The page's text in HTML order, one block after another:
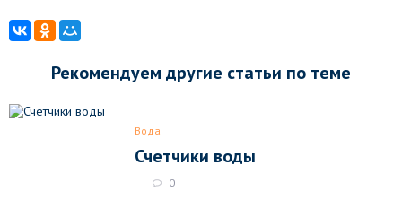
Рекомендуем другие статьи по теме
Вода
Счетчики воды
0